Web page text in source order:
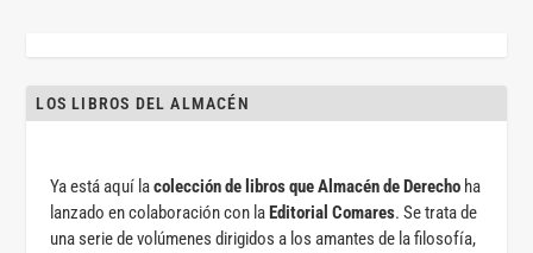
LOS LIBROS DEL ALMACÉN
Ya está aquí lacolección de libros que Almacén de Derecho ha
lanzado en colaboración con laEditorial Comares. Se trata de
una serie de volúmenes dirigidos a los amantes de la filosofía,